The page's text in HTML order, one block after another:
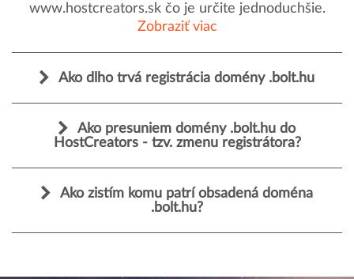
www.hostcreators.sk čo je určite jednoduchšie.
Zobraziť viac
Ako dlho trvá registrácia domény .bolt.hu
Ako presuniem domény .bolt.hu do
HostCreators - tzv. zmenu registrátora?
Ako zistím komu patrí obsadená doména
.bolt.hu?